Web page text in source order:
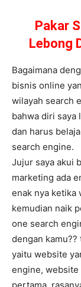
Pakar
Lebong
Bagaimana
bisnis online
wilayah search
bahwa diri saya
dan harus
search engine.
Jujur saya akui
marketing ada
enak nya ketika
kemudian naik
one search
dengan
yaitu website
engine, website